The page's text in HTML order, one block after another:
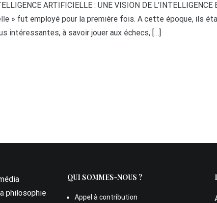
ARTIFICIELLE : UNE VISION DE
» fut employé pour la première fois. A cette époque, ils
intéressantes, à savoir jouer aux échecs, […]
philosophie
QUI SOMMES-NOUS ?
Appel à contribution